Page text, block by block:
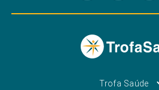
Trofa Saúde